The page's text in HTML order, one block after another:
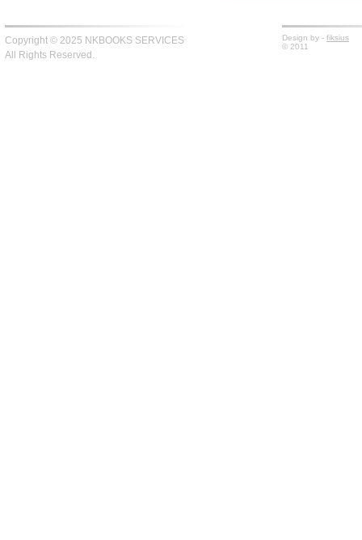
Copyright © 2025 NKBOOKS SERVICES
All Rights Reserved.
Design by - fiksius
© 2011